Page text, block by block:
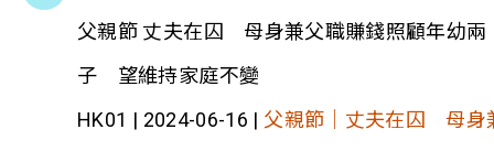
父親節 丈夫在囚 母身兼父職賺錢照顧年幼兩
子 望維持家庭不變
HK01 | 2024-06-16 | 父親節｜丈夫在囚 母身